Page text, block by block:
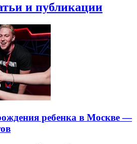
и публикации
ребенка в Москве —